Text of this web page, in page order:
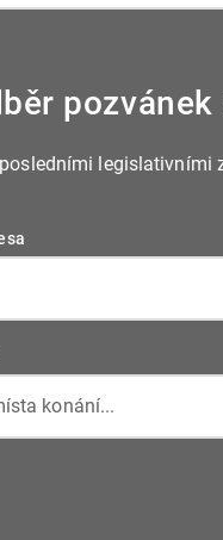
pozvánek
legislativními
konání...